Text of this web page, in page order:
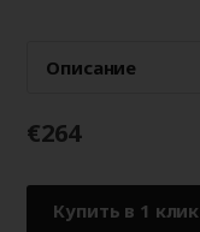
Описание
€264
Купить в 1 клик